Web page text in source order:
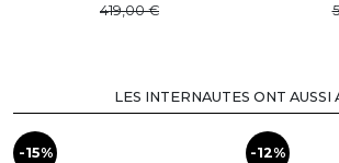
419,00
LES INTERNAUTES ONT AUSSI
-15% -12%